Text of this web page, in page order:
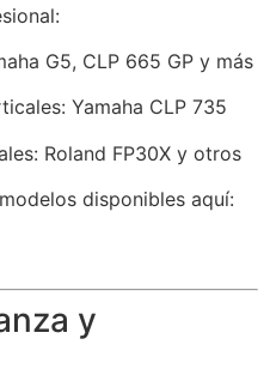
G5, CLP 665 GP y más
Yamaha CLP 735
Roland FP30X y otros
disponibles aquí:
y